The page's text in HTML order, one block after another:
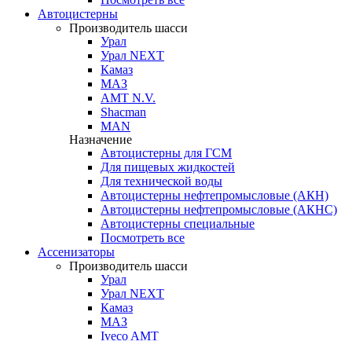
Автоцистерны
Производитель шасси
Урал
Урал NEXT
Камаз
МАЗ
AMT N.V.
Shacman
MAN
Назначение
Автоцистерны для ГСМ
Для пищевых жидкостей
Для технической воды
Автоцистерны нефтепромысловые (АКН)
Автоцистерны нефтепромысловые (АКНС)
Автоцистерны специальные
Посмотреть все
Ассенизаторы
Производитель шасси
Урал
Урал NEXT
Камаз
МАЗ
Iveco AMT